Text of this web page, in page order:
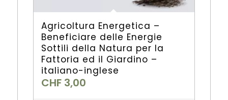
Agricoltura Energetica –
Beneficiare delle Energie
Sottili della Natura per la
Fattoria ed il Giardino –
italiano-inglese
CHF3,00